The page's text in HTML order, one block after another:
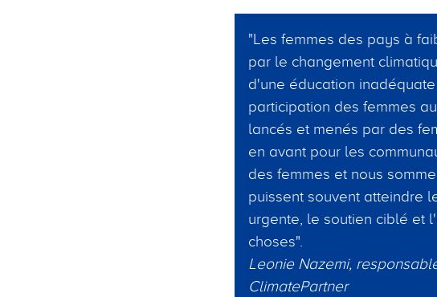
"Les femmes des pays à
par le changement
d'une éducation
participation des femmes
lancés et menés par des
en avant pour les
des femmes et nous
puissent souvent atteindre
urgente, le soutien ciblé et
choses".
Leonie Nazemi,
ClimatePartner